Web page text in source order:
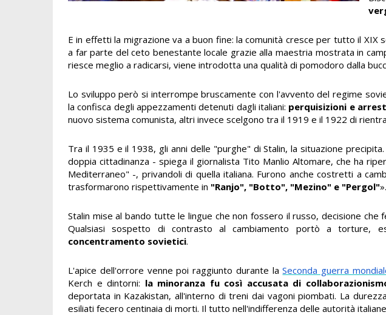
E in effetti la migrazione va a buon fine: la comunità cresce per tutto il XIX
a far parte del ceto benestante locale grazie alla maestria mostrata in
riesce meglio a radicarsi, viene introdotta una qualità di pomodoro dalla
Lo sviluppo però si interrompe bruscamente con l'avvento del regime
la confisca degli appezzamenti detenuti dagli italiani: perquisizioni e
nuovo sistema comunista, altri invece scelgono tra il 1919 e il 1922 di
Tra il 1935 e il 1938, gli anni delle "purghe" di Stalin, la situazione
doppia cittadinanza - spiega il giornalista Tito Manlio Altomare, che ha
Mediterraneo" -, privandoli di quella italiana. Furono anche costretti a
trasformarono rispettivamente in "Ranjo", "Botto", "Mezino" e "Pergol"».
Stalin mise al bando tutte le lingue che non fossero il russo, decisione che
Qualsiasi sospetto di contrasto al cambiamento portò a torture,
concentramento sovietici.
L'apice dell'orrore venne poi raggiunto durante laSeconda guerra
Kerch e dintorni: la minoranza fu così accusata di
deportata in Kazakistan, all'interno di treni dai vagoni piombati. La
esiliati fecero centinaia di morti. Il tutto nell'indifferenza delle autorità